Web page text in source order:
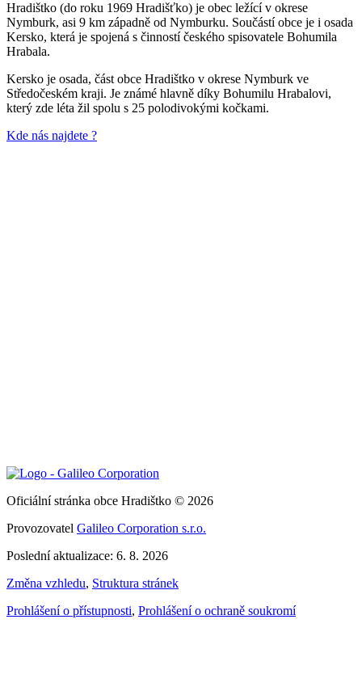
Hradištko (do roku 1969 Hradišťko) je obec ležící v okrese
Nymburk, asi 9 km západně od Nymburku. Součástí obce je i osada
Kersko, která je spojená s činností českého spisovatele Bohumila
Hrabala.
Kersko je osada, část obce Hradištko v okrese Nymburk ve
Středočeském kraji. Je známé hlavně díky Bohumilu Hrabalovi,
který zde léta žil spolu s 25 polodivokými kočkami.
Kde nás najdete ?
Oficiální stránka obce Hradištko © 2026
Provozovatel Galileo Corporation s.r.o.
Poslední aktualizace: 6. 8. 2026
Změna vzhledu, Struktura stránek
Prohlášení o přístupnosti, Prohlášení o ochraně soukromí